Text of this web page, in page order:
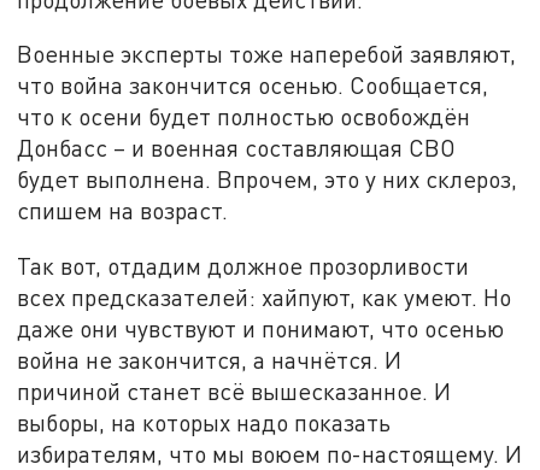
Военные эксперты тоже наперебой заявляют,
что война закончится осенью. Сообщается,
что к осени будет полностью освобождён
Донбасс – и военная составляющая СВО
будет выполнена. Впрочем, это у них склероз,
спишем на возраст.
Так вот, отдадим должное прозорливости
всех предсказателей: хайпуют, как умеют. Но
даже они чувствуют и понимают, что осенью
война не закончится, а начнётся. И
причиной станет всё вышесказанное. И
выборы, на которых надо показать
избирателям, что мы воюем по-настоящему. И